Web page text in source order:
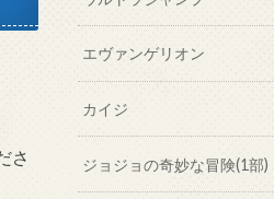
さ
エヴァンゲリオン
カイジ
ジョジョの奇妙な冒険(1部)